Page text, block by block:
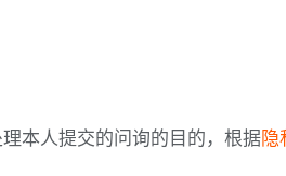
本人提交的问询的目的，根据隐